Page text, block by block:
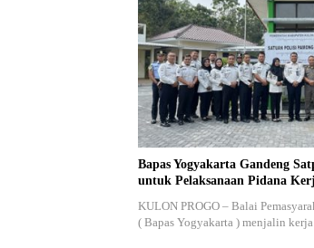
Bapas Yogyakarta Gandeng
untuk Pelaksanaan Pidana
KULON PROGO – Balai
( Bapas Yogyakarta ) menjalin